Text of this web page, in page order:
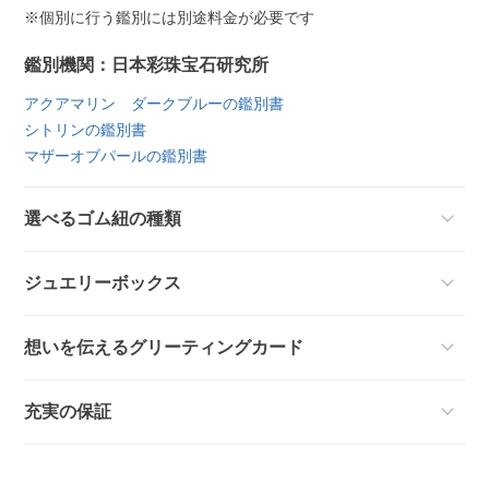
※個別に行う鑑別には別途料金が必要です
鑑別機関：日本彩珠宝石研究所
アクアマリン ダークブルーの鑑別書
シトリンの鑑別書
マザーオブパールの鑑別書
選べるゴム紐の種類
ジュエリーボックス
想いを伝えるグリーティングカード
充実の保証